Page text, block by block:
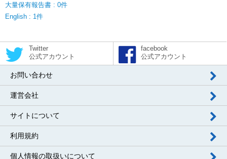
大量保有報告書 : 0件
English : 1件
Twitter
公式アカウント
facebook
公式アカウント
お問い合わせ
運営会社
サイトについて
利用規約
個人情報の取扱いについて